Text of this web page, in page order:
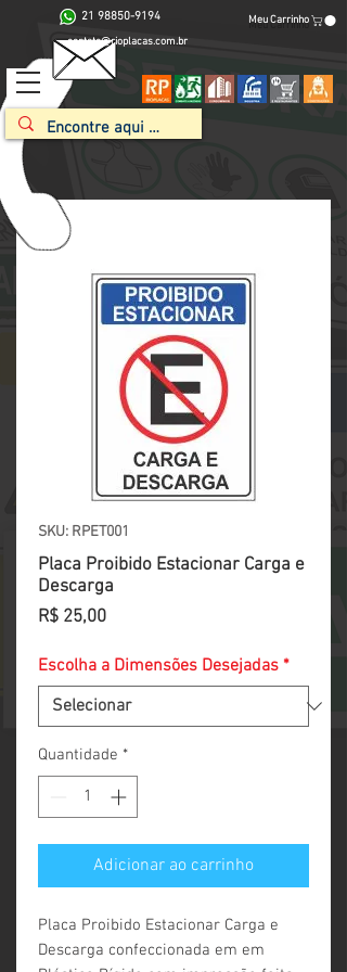
21 98850-9194
contato@rioplacas.com.br
Meu Carrinho
SKU: RPET001
Placa Proibido Estacionar Carga e
Descarga
R$ 25,00Preço
Escolha a Dimensões Desejadas *
Quantidade *
Adicionar ao carrinho
Placa Proibido Estacionar Carga e
Descarga confeccionada em em